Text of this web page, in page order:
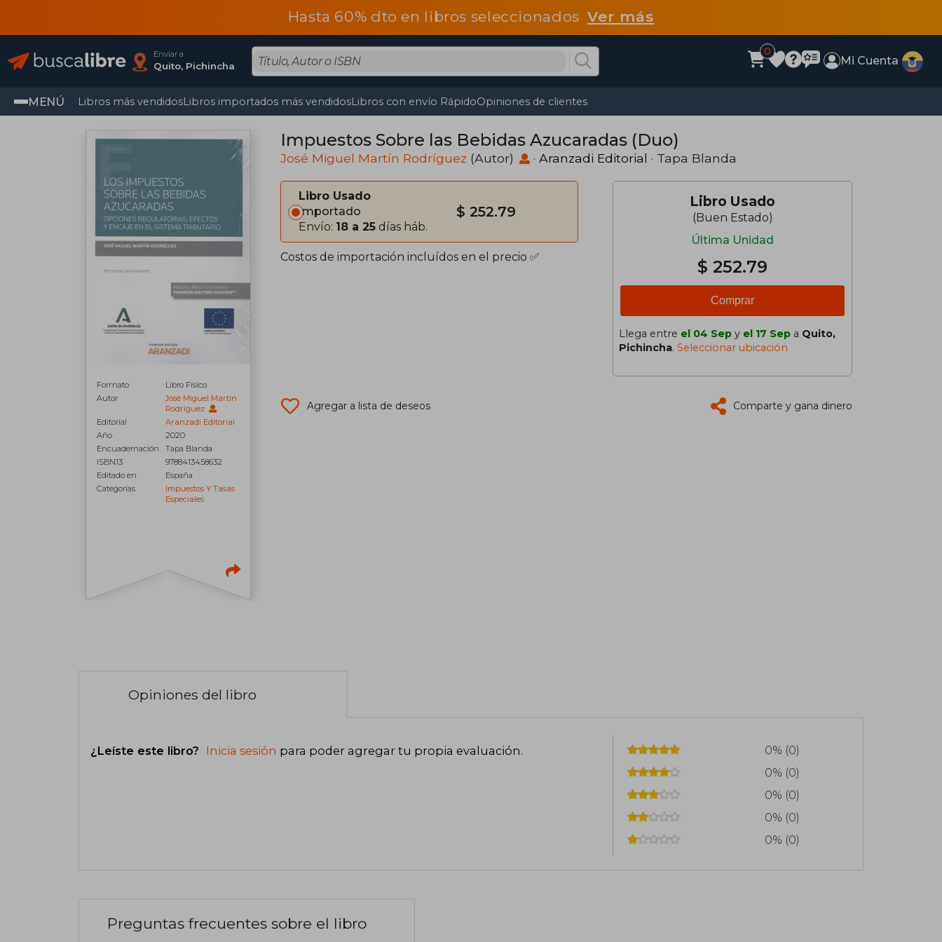
Hasta 60% dto en libros seleccionadosVer más
Enviar a
Quito, Pichincha
0
Mi Cuenta
MENÚ Libros más vendidosLibros importados más vendidosLibros con envío RápidoOpiniones de clientes
Formato
Libro Físico
Autor
José Miguel Martín
Rodríguez
Editorial
Aranzadi Editorial
Año
2020
Encuadernación
Tapa Blanda
ISBN13
9788413458632
Editado en
España
Categorías
Impuestos Y Tasas
Especiales
Impuestos Sobre las Bebidas Azucaradas (Duo)
José Miguel Martín Rodríguez (Autor) · Aranzadi Editorial · Tapa Blanda
Libro Usado
Importado
Envío: 18 a 25 días háb.
$ 252.79
Costos de importación incluídos en el precio ✅
Libro Usado
(Buen Estado)
Última Unidad
$ 252.79
Comprar
Llega entre el 04 Sep y el 17 Sep a Quito,
Pichincha. Seleccionar ubicación
Agregar a lista de deseos Comparte y gana dinero
Opiniones del libro
¿Leíste este libro? Inicia sesión para poder agregar tu propia evaluación.
0% (0)
0% (0)
0% (0)
0% (0)
0% (0)
Preguntas frecuentes sobre el libro